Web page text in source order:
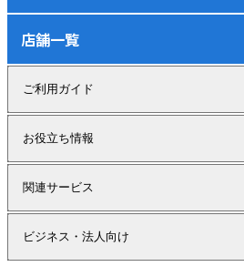
店舗一覧
ご利用ガイド
お役立ち情報
関連サービス
ビジネス・法人向け